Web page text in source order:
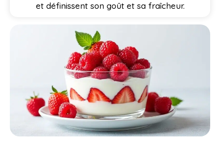
et définissent son goût et sa fraîcheur.